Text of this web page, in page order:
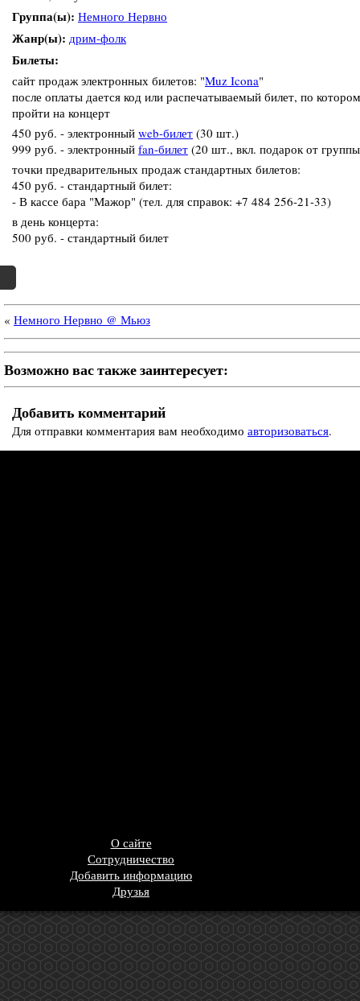
Группа(ы): Немного Нервно
Жанр(ы): дрим-фолк
Билеты:
сайт продаж электронных билетов: "Muz Icona"
после оплаты дается код или распечатываемый билет, по
пройти на концерт
450 руб. - электронный web-билет (30 шт.)
999 руб. - электронный fan-билет (20 шт., вкл. подарок от
точки предварительных продаж стандартных билетов:
450 руб. - стандартный билет:
- В кассе бара "Мажор" (тел. для справок: +7 484 256-21-33)
в день концерта:
500 руб. - стандартный билет
« Немного Нервно @ Мьюз
Возможно вас также заинтересует:
Добавить комментарий
Для отправки комментария вам необходимо авторизоваться.
О сайте
Сотрудничество
Добавить информацию
Друзья